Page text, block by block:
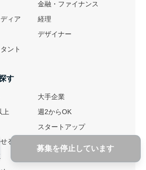
募集を停止しています
金融・ファイナンス
ィア 経理
デザイナー
ント
す
大手企業
上 週2からOK
スタートアップ
る